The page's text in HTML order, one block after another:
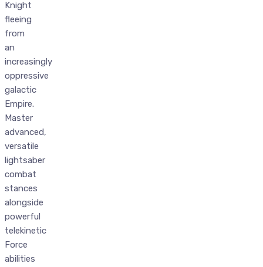
Knight
fleeing
from
an
increasingly
oppressive
galactic
Empire.
Master
advanced,
versatile
lightsaber
combat
stances
alongside
powerful
telekinetic
Force
abilities